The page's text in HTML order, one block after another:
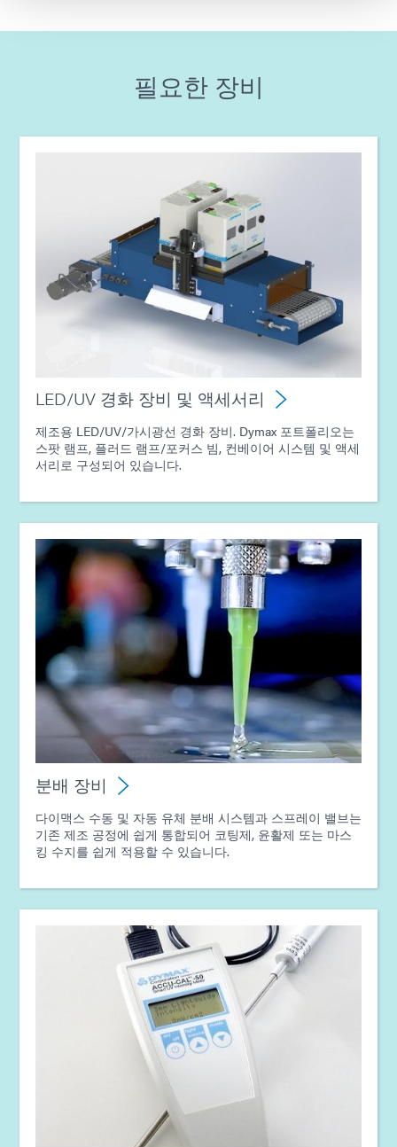
가이드: 광중합 장비(아시아|EN)
가이드: 광중합 장비(아메리카|ES)
가이드: 분배 장비(EN)
가이드: 분배 장비(아시아|EN)
가이드: 분배 장비(유럽|EN)
가이드: 분배 장비(아메리카|ES)
필요한 장비
LED/UV 경화 장비 및 액세서리
제조용 LED/UV/가시광선 경화 장비. Dymax 포트폴리오는
스팟 램프, 플러드 램프/포커스 빔, 컨베이어 시스템 및 액세
서리로 구성되어 있습니다.
분배 장비
다이맥스 수동 및 자동 유체 분배 시스템과 스프레이 밸브는
기존 제조 공정에 쉽게 통합되어 코팅제, 윤활제 또는 마스
킹 수지를 쉽게 적용할 수 있습니다.